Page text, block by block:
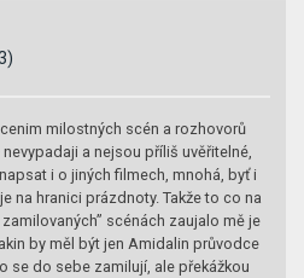
milostných scén a rozhovorů
a nejsou příliš uvěřitelné,
i o jiných filmech, mnohá, byť i
na hranici prázdnoty. Takže to co na
scénách zaujalo mě je
by měl být jen Amidalin průvodce
se do sebe zamilují, ale překážkou